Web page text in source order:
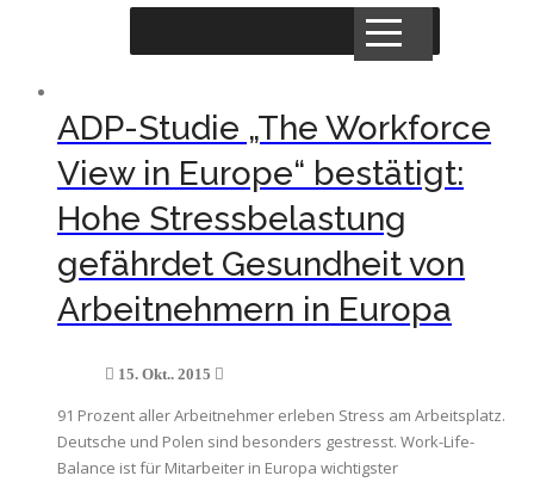
ADP-Studie „The Workforce
View in Europe“ bestätigt:
Hohe Stressbelastung
gefährdet Gesundheit von
Arbeitnehmern in Europa
15. Okt.. 2015
91 Prozent aller Arbeitnehmer erleben Stress am Arbeitsplatz.
Deutsche und Polen sind besonders gestresst. Work-Life-
Balance ist für Mitarbeiter in Europa wichtigster